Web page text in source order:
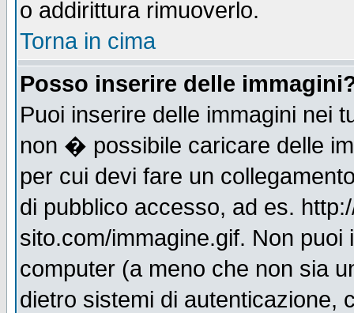
o addirittura rimuoverlo.
Torna in cima
Posso inserire delle
Puoi inserire delle immagini nei
non � possibile caricare delle
per cui devi fare un
di pubblico accesso, ad es.
sito.com/immagine.gif. Non
computer (a meno che non sia
dietro sistemi di autenticazione,